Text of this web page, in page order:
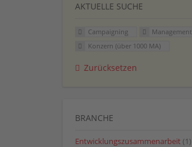
AKTUELLE SUCHE
Campaigning
Management
Konzern (über 1000 MA)
Zurücksetzen
BRANCHE
Entwicklungszusammenarbeit (1)